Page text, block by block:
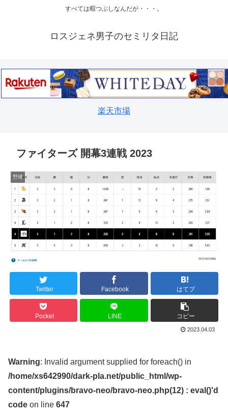
すべては暇つぶしなんだが・・・。
ロスジェネ男子のセミリタ日記
楽天市場
ファイターズ 開幕3連戦 2023
野球
Twitter Facebook はてブ
Pocket LINE コピー
2023.04.03
Warning: Invalid argument supplied for foreach() in
/home/xs642990/dark-pla.net/public_html/wp-
content/plugins/bravo-neo/bravo-neo.php(12) : eval()'d
code on line 647